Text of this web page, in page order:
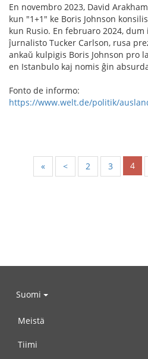
En novembro 2023, David
kun "1+1" ke Boris Johnson
kun Rusio. En februaro 2024,
ĵurnalisto Tucker Carlson, rusa
ankaŭ kulpigis Boris Johnson pro
en Istanbulo kaj nomis ĝin
Fonto de informo:
https://www.welt.de/politik/
« < 2 3 4
Suomi
Meistä
Tiimi